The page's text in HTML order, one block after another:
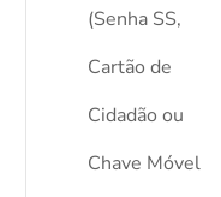
(Senha SS,
Cartão de
Cidadão ou
Chave Móvel